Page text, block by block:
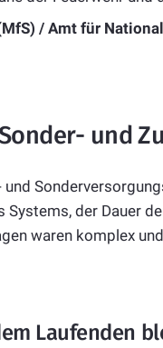
/ Amt für
und
und
Systems, der Dauer
waren komplex
Laufenden